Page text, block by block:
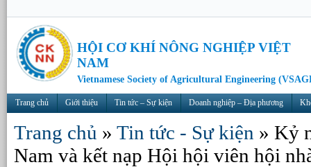
HỘI CƠ KHÍ NÔNG NGHIỆP VIỆT
NAM
Vietnamese Society of Agricultural Engineering
Trang chủ Giới thiệu Tin tức – Sự kiện Doanh nghiệp – Địa phương
Trang chủ » Tin tức - Sự kiện » Kỷ
Nam và kết nạp Hội hội viên hội